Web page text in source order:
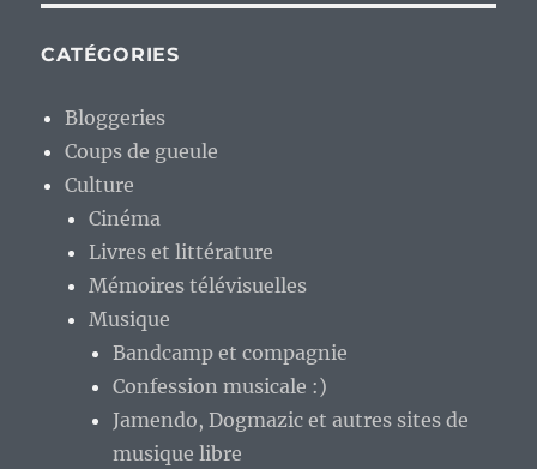
CATÉGORIES
Bloggeries
Coups de gueule
Culture
Cinéma
Livres et littérature
Mémoires télévisuelles
Musique
Bandcamp et compagnie
Confession musicale :)
Jamendo, Dogmazic et autres sites de
musique libre